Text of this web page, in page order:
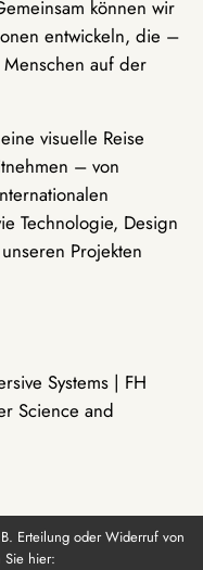
können wir
entwickeln, die –
auf der
visuelle Reise
– von
Technologie, Design
Projekten
Systems | FH
Science and
Erteilung oder Widerruf von
Sie hier: